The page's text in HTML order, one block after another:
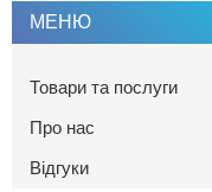
Товари та послуги
Про нас
Відгуки